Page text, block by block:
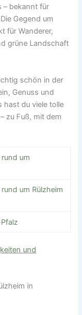
– bekannt für
Gegend um
für Wanderer,
grüne Landschaft
schön in der
Genuss und
hast du viele tolle
zu Fuß, mit dem
um
direkt
um Rülzheim
Ideal zum
deftige Pfälzer
wird
und
in